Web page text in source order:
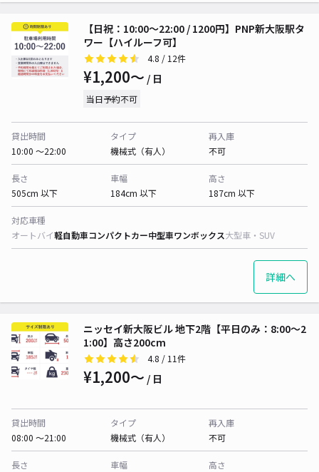
【日祝：10:00～22:00 / 1200円】PNP新大阪駅タ
ワー【ハイルーフ可】
4.8 / 12件
¥1,200〜 / 日
当日予約不可
貸出時間
10:00 〜22:00
タイプ
機械式（有人）
再入庫
不可
長さ
505cm 以下
車幅
184cm 以下
高さ
187cm 以下
対応車種
オートバイ軽自動車コンパクトカー中型車ワンボックス大型車・SUV
詳細へ
ニッセイ新大阪ビル 地下2階【平日のみ：8:00～2
1:00】高さ200cm
4.8 / 11件
¥1,200〜 / 日
貸出時間
08:00 〜21:00
タイプ
機械式（有人）
再入庫
不可
長さ
車幅
高さ